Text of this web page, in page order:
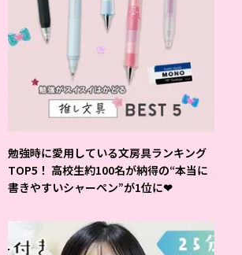
勉強時に愛用している文房具ランキング
TOP5！ 高校生約100名が納得の“本当に
書きやすいシャーペン”が1位に❤